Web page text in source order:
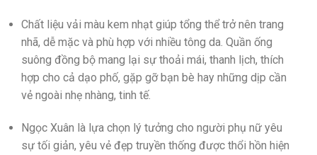
Chất liệu vải màu kem nhạt giúp tổng thể trở nên trang
nhã, dễ mặc và phù hợp với nhiều tông da. Quần ống
suông đồng bộ mang lại sự thoải mái, thanh lịch, thích
hợp cho cả dạo phố, gặp gỡ bạn bè hay những dịp cần
vẻ ngoài nhẹ nhàng, tinh tế.
Ngọc Xuân là lựa chọn lý tưởng cho người phụ nữ yêu
sự tối giản, yêu vẻ đẹp truyền thống được thổi hồn hiện